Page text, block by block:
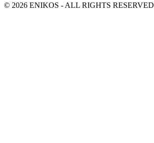
© 2026 ENIKOS - ALL RIGHTS RESERVED